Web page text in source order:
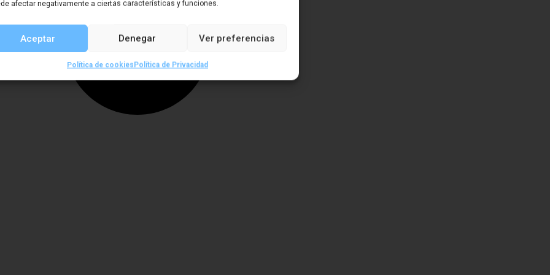
afectar negativamente a ciertas características y funciones.
Aceptar Denegar Ver preferencias
Política de cookiesPolítica de Privacidad